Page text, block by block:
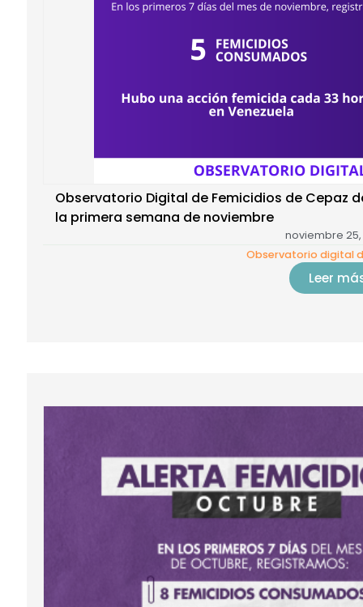
Observatorio Digital de Femicidios de Cepaz
la primera semana de noviembre
noviembre 25,
Observatorio digital
Leer